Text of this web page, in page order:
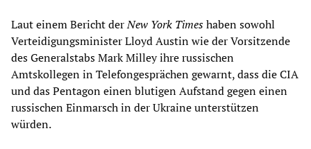
Laut einem Bericht derNew York Timeshaben sowohl
Verteidigungsminister Lloyd Austin wie der Vorsitzende
des Generalstabs Mark Milley ihre russischen
Amtskollegen in Telefongesprächen gewarnt, dass die CIA
und das Pentagon einen blutigen Aufstand gegen einen
russischen Einmarsch in der Ukraine unterstützen
würden.